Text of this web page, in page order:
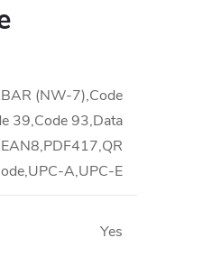
(NW-7),Code
39,Code 93,Data
A,UPC-E
Yes